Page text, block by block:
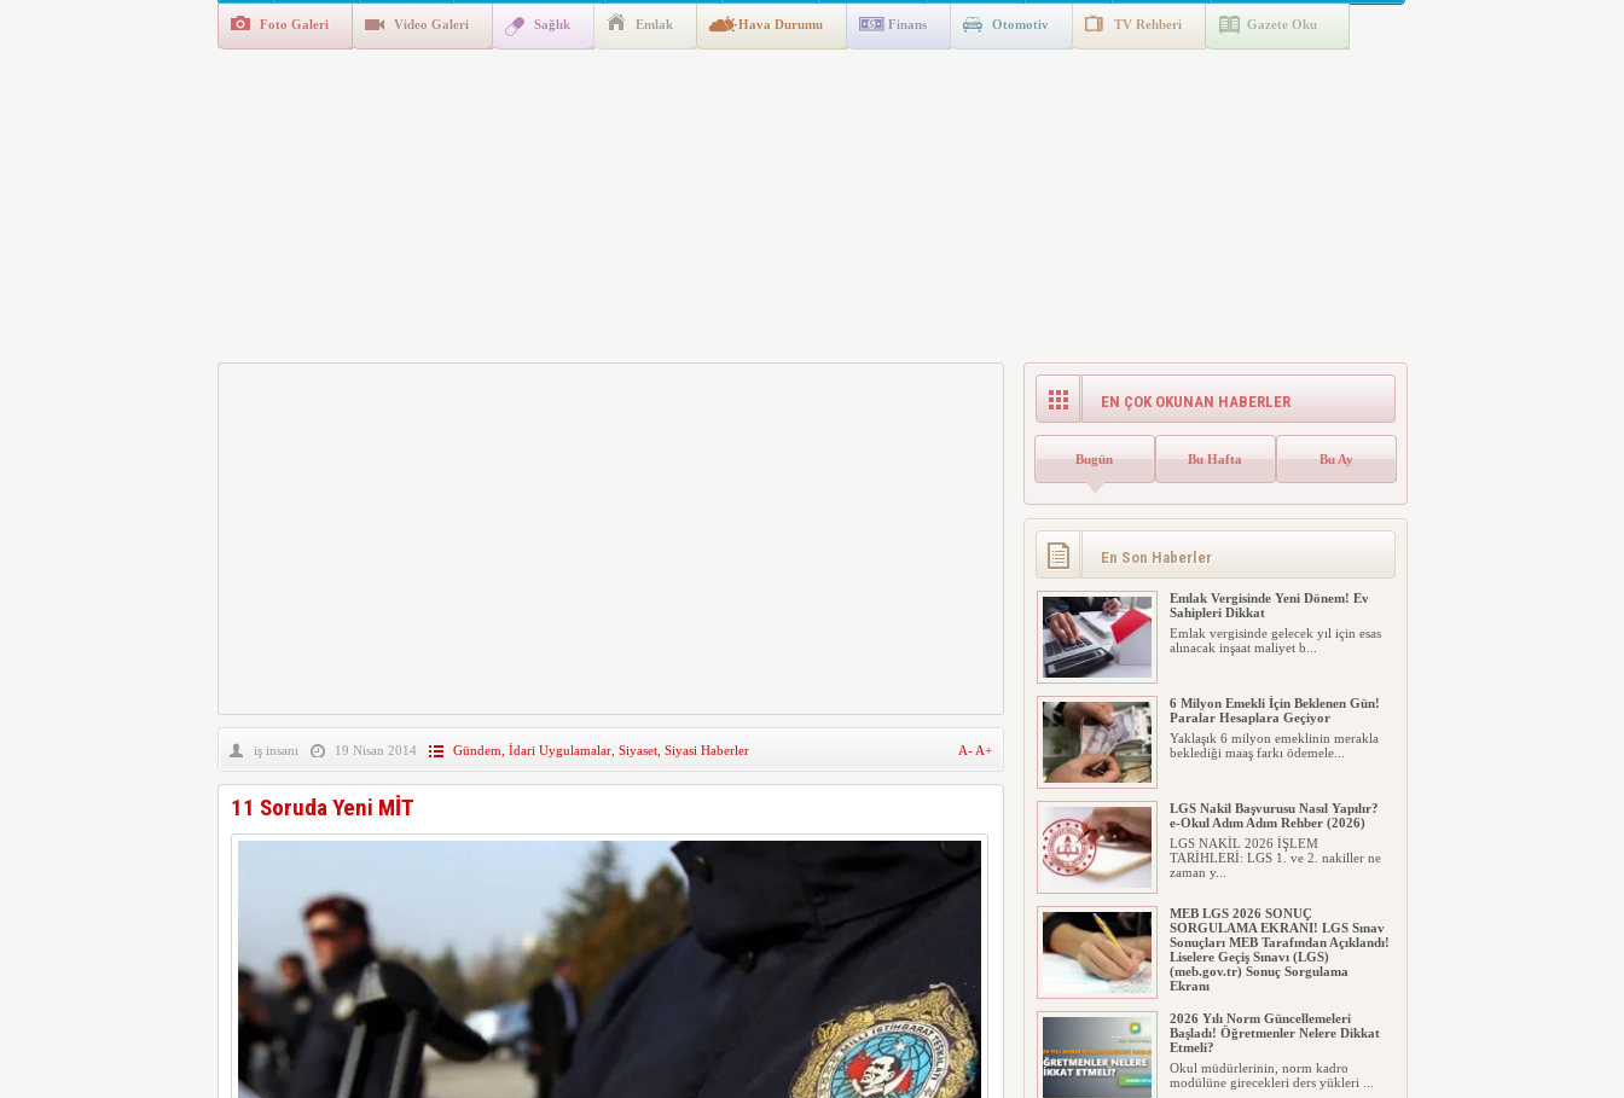
Polis Akademisi İç Güvenlik Fakültesine 350 Öğrenci Alınacak
Foto Galeri Video Galeri Sağlık Emlak Hava Durumu Finans Otomotiv TV Rehberi Gazete Oku
iş insanı 19 Nisan 2014 Gündem İdari Uygulamalar, Siyaset, Siyasi Haberler A- A+
11 Soruda Yeni MİT
EN ÇOK OKUNAN HABERLER
Bugün Bu Hafta Bu Ay
En Son Haberler
Emlak Vergisinde Yeni Dönem! Ev
Sahipleri Dikkat
Emlak vergisinde gelecek yıl için esas
alınacak inşaat maliyet b...
6 Milyon Emekli İçin Beklenen Gün!
Paralar Hesaplara Geçiyor
Yaklaşık 6 milyon emeklinin merakla
beklediği maaş farkı ödemele...
LGS Nakil Başvurusu Nasıl Yapılır?
e-Okul Adım Adım Rehber (2026)
LGS NAKİL 2026 İŞLEM
TARİHLERİ: LGS 1. ve 2. nakiller ne
zaman y...
MEB LGS 2026 SONUÇ
SORGULAMA EKRANI! LGS Sınav
Sonuçları MEB Tarafından Açıklandı!
Liselere Geçiş Sınavı (LGS)
(meb.gov.tr) Sonuç Sorgulama
Ekranı
Milyonlarca öğrenci için ...
2026 Yılı Norm Güncellemeleri
Başladı! Öğretmenler Nelere Dikkat
Etmeli?
Okul müdürlerinin, norm kadro
modülüne girecekleri ders yükleri ...